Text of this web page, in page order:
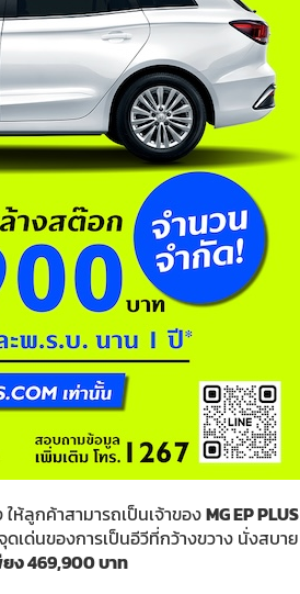
ลูกค้าสามารถเป็นเจ้าของMG EP PLUS
ด่นของการเป็นอีวีที่กว้างขวาง นั่งสบาย
ง 469,900 บาท